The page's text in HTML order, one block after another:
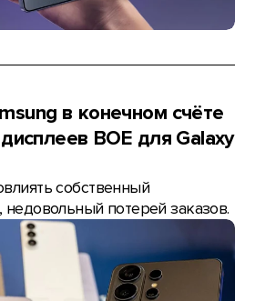
в конечном счёте
BOE для Galaxy
собственный
потерей заказов.